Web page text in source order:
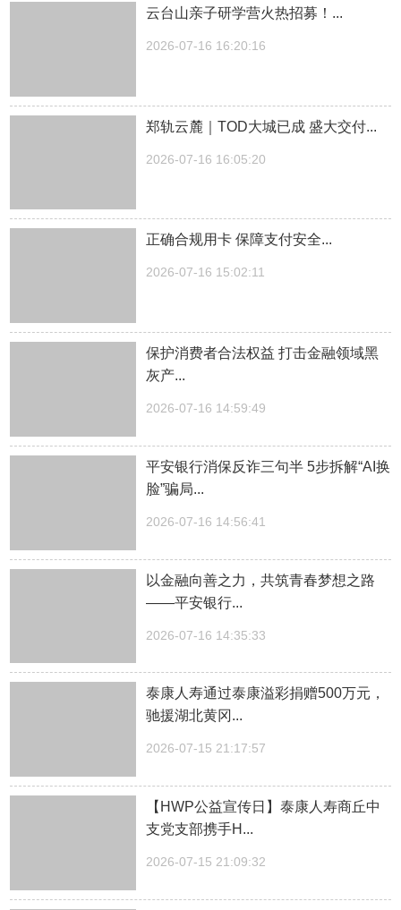
云台山亲子研学营火热招募！...
2026-07-16 16:20:16
郑轨云麓｜TOD大城已成 盛大交付...
2026-07-16 16:05:20
正确合规用卡 保障支付安全...
2026-07-16 15:02:11
保护消费者合法权益 打击金融领域黑
灰产...
2026-07-16 14:59:49
平安银行消保反诈三句半 5步拆解“AI换
脸”骗局...
2026-07-16 14:56:41
以金融向善之力，共筑青春梦想之路
——平安银行...
2026-07-16 14:35:33
泰康人寿通过泰康溢彩捐赠500万元，
驰援湖北黄冈...
2026-07-15 21:17:57
【HWP公益宣传日】泰康人寿商丘中
支党支部携手H...
2026-07-15 21:09:32